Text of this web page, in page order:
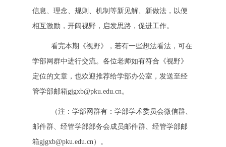
信息、理念、规则、机制等新见解、新做法，以便
相互激励，开阔视野，启发思路，促进工作。
看完本期《视野》，若有一些想法看法，可在
学部网群中进行交流。各位老师如有符合《视野》
定位的文章，也欢迎推荐给学部办公室，发送至经
管学部邮箱gjgxb@pku.edu.cn。
（注：学部网群有：学部学术委员会微信群、
邮件群、经管学部部务会成员邮件群、经管学部邮
箱gjgxb@pku.edu.cn）。